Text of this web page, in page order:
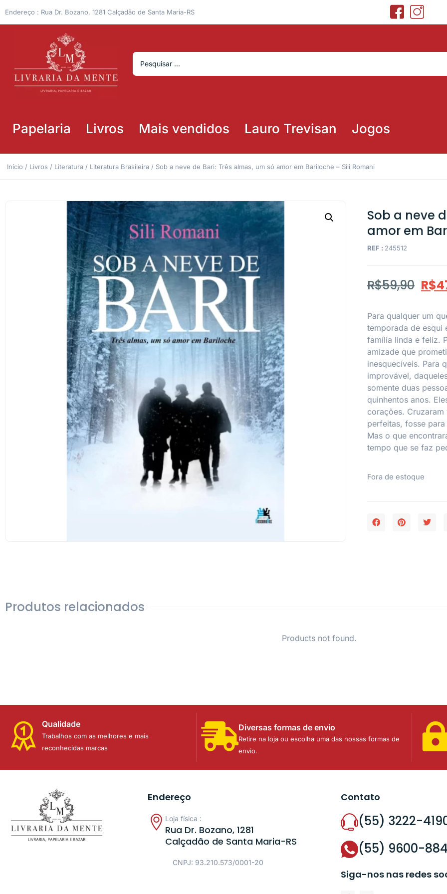
Endereço : Rua Dr. Bozano, 1281 Calçadão de Santa Maria-RS
Papelaria Livros Mais vendidos Lauro Trevisan Jogos
Início / Livros / Literatura / Literatura Brasileira / Sob a neve de Bari: Três almas, um só amor em Bariloche – Sili Romani
Sob a neve
amor em
REF : 245512
R$59,90 R$
Para qualquer um
temporada de esqui
família linda e feliz.
amizade que
inesquecíveis. Para
improvável,
somente duas
quinhentos anos.
corações.
perfeitas, fosse
Mas o que
tempo que se faz
Fora de estoque
Produtos relacionados
Products not found.
Qualidade
Trabalhos com as melhores e mais
reconhecidas marcas
Diversas formas de envio
Retire na loja ou escolha uma das nossas formas de
envio.
Endereço
Loja física :
Rua Dr. Bozano, 1281
Calçadão de Santa Maria-RS
CNPJ: 93.210.573/0001-20
Contato
(55) 3222-
(55) 9600-
Siga-nos nas redes